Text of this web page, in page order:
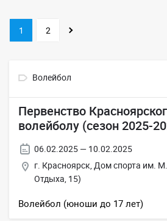
1 2
Волейбол
Первенство
волейболу (сезон 2025-
06.02.2025 — 10.02.2025
г. Красноярск, Дом спорта им.
Отдыха, 15)
Волейбол (юноши до 17 лет)